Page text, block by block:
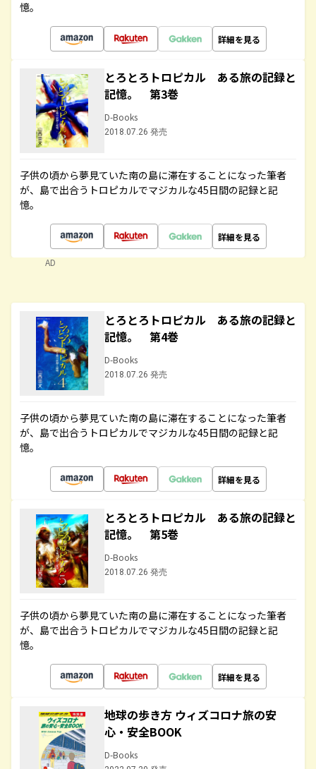
憶。
詳細を見る
とろとろトロピカル ある旅の記録と
記憶。 第3巻
D-Books
2018.07.26 発売
子供の頃から夢見ていた南の島に滞在することになった筆者
が、島で出合うトロピカルでマジカルな45日間の記録と記
憶。
詳細を見る
AD
とろとろトロピカル ある旅の記録と
記憶。 第4巻
D-Books
2018.07.26 発売
子供の頃から夢見ていた南の島に滞在することになった筆者
が、島で出合うトロピカルでマジカルな45日間の記録と記
憶。
詳細を見る
とろとろトロピカル ある旅の記録と
記憶。 第5巻
D-Books
2018.07.26 発売
子供の頃から夢見ていた南の島に滞在することになった筆者
が、島で出合うトロピカルでマジカルな45日間の記録と記
憶。
詳細を見る
地球の歩き方 ウィズコロナ旅の安
心・安全BOOK
D-Books